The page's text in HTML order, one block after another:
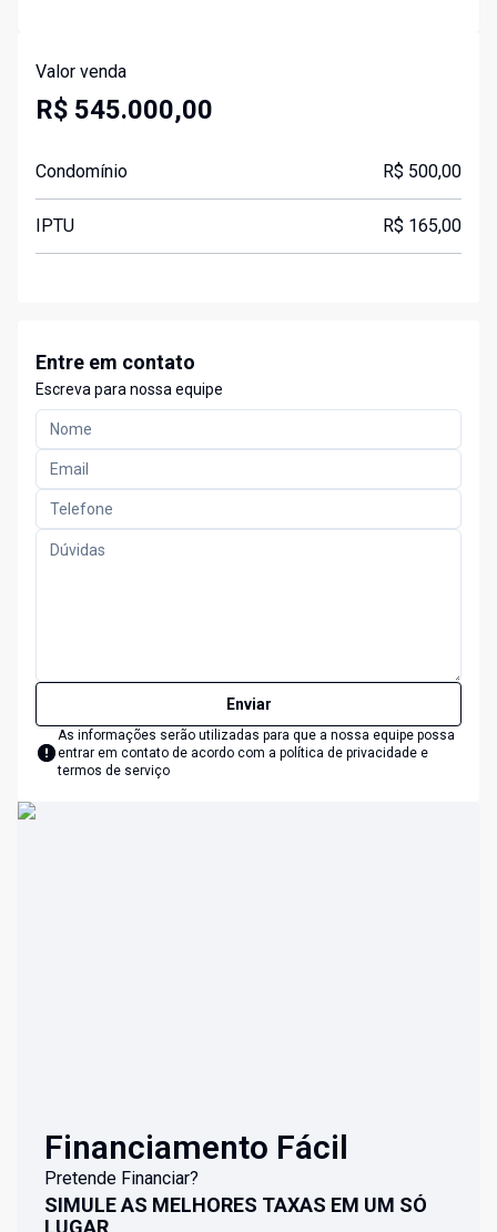
Valor venda
R$ 545.000,00
Condomínio R$ 500,00
IPTU R$ 165,00
Entre em contato
Escreva para nossa equipe
Enviar
As informações serão utilizadas para que a nossa equipe possa
entrar em contato de acordo com a política de privacidade e
termos de serviço
Financiamento Fácil
Pretende Financiar?
SIMULE AS MELHORES TAXAS EM UM SÓ